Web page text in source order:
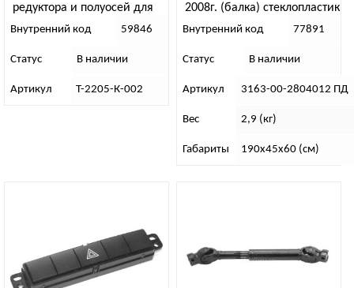
редуктора и полуосей для
3944-2400012
Внутренний код 59846
Статус В наличии
Артикул Т-2205-К-002
2008г. (балка) стеклопластик
Внутренний код 77891
Статус В наличии
Артикул 3163-00-2804012 ПД
Вес 2,9 (кг)
Габариты 190х45х60 (см)